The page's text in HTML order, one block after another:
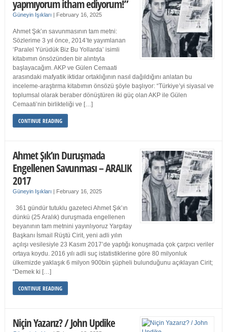
yapmıyorum itham ediyorum!”
Güneyin Işıkları | February 16, 2025
Ahmet Şık’ın savunmasının tam metni:
Sözlerime 3 yıl önce, 2014’te yayımlanan
‘Paralel Yürüdük Biz Bu Yollarda’ isimli
kitabımın önsözünden bir alıntıyla
başlayacağım. AKP ve Gülen Cemaati
arasındaki mafyatik iktidar ortaklığının nasıl dağıldığını anlatan bu
inceleme-araştırma kitabımın önsözü şöyle başlıyor: “Türkiye’yi siyasal ve
toplumsal olarak beraber dönüştüren iki güç olan AKP ile Gülen
Cemaati’nin birlikteliği ve […]
CONTINUE READING
Ahmet Şık’ın Duruşmada
Engellenen Savunması – ARALIK
2017
Güneyin Işıkları | February 16, 2025
361 gündür tutuklu gazeteci Ahmet Şık’ın
dünkü (25 Aralık) duruşmada engellenen
beyanının tam metnini yayınlıyoruz Yargıtay
Başkanı İsmail Rüştü Cirit, yeni adli yılın
açılışı vesilesiyle 23 Kasım 2017’de yaptığı konuşmada çok çarpıcı veriler
ortaya koydu. 2016 yılı adli suç istatistiklerine göre 80 milyonluk
ülkemizde yaklaşık 6 milyon 900bin şüpheli bulunduğunu açıklayan Cirit;
“Demek ki […]
CONTINUE READING
Niçin Yazarız? / John Updike